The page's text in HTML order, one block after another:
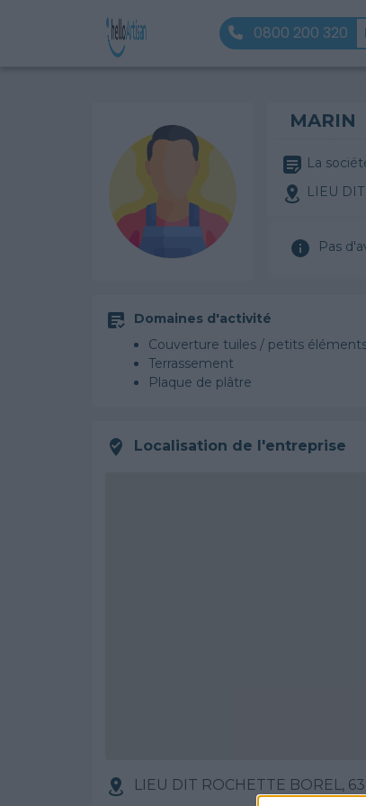
0800 200 320
MARIN
La
LIEU
Pas
Domaines d'activité
Couverture tuiles / petits
Terrassement
Plaque de plâtre
Localisation de l'entreprise
LIEU DIT ROCHETTE BOREL,